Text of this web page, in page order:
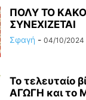
ΠΟΛΥ ΤΟ
ΣΥΝΕΧΙΖΕΤΑΙ
Σφαγή - 04/10/2024
Το τελευταίο
ΑΓΩΓΗ και